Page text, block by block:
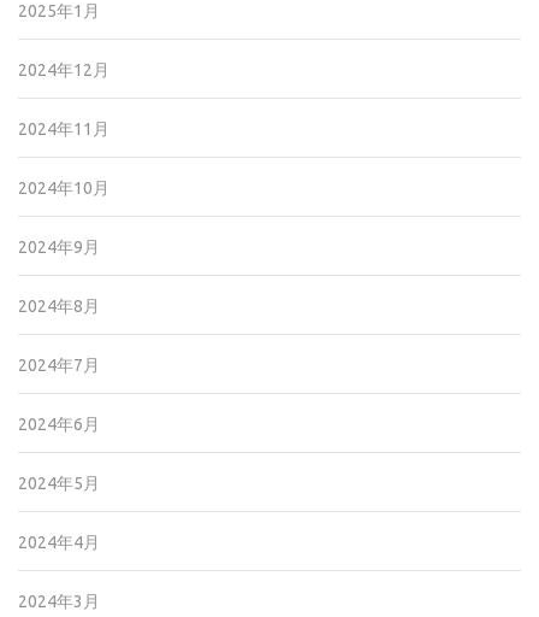
2025年1月
2024年12月
2024年11月
2024年10月
2024年9月
2024年8月
2024年7月
2024年6月
2024年5月
2024年4月
2024年3月